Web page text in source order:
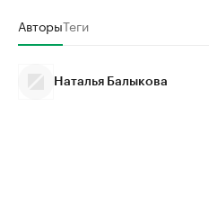
АвторыТеги
Наталья Балыкова